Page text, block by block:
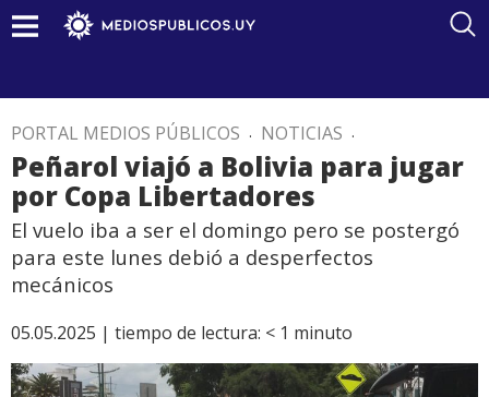
PORTAL MEDIOS PÚBLICOS . NOTICIAS .
Peñarol viajó a Bolivia para jugar
por Copa Libertadores
El vuelo iba a ser el domingo pero se postergó
para este lunes debió a desperfectos
mecánicos
05.05.2025 | tiempo de lectura: < 1 minuto